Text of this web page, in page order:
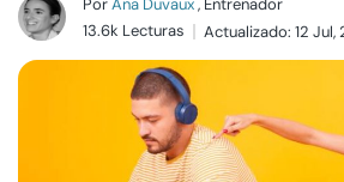
Relaciones
13.6k Lecturas
Actualizado: 12 Jul,